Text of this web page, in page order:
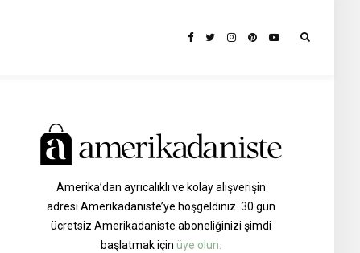
Amerika’dan ayrıcalıklı ve kolay alışverişin
adresi Amerikadaniste’ye hoşgeldiniz. 30 gün
ücretsiz Amerikadaniste aboneliğinizi şimdi
başlatmak için üye olun.